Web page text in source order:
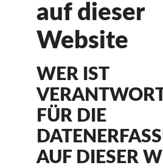
auf dieser
Website
WER IST
FÜR DIE
AUF DIESER